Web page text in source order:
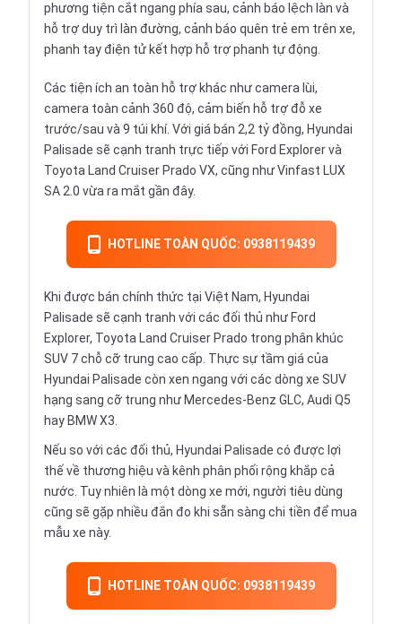
phương tiện cắt ngang phía sau, cảnh báo lệch làn và
hỗ trợ duy trì làn đường, cảnh báo quên trẻ em trên xe,
phanh tay điện tử kết hợp hỗ trợ phanh tự động.
Các tiện ích an toàn hỗ trợ khác như camera lùi,
camera toàn cảnh 360 độ, cảm biến hỗ trợ đỗ xe
trước/sau và 9 túi khí. Với giá bán 2,2 tỷ đồng, Hyundai
Palisade sẽ cạnh tranh trực tiếp với Ford Explorer và
Toyota Land Cruiser Prado VX, cũng như Vinfast LUX
SA 2.0 vừa ra mắt gần đây.
HOTLINE TOÀN QUỐC: 0938119439
Khi được bán chính thức tại Việt Nam, Hyundai
Palisade sẽ cạnh tranh với các đối thủ như Ford
Explorer, Toyota Land Cruiser Prado trong phân khúc
SUV 7 chỗ cỡ trung cao cấp. Thực sự tầm giá của
Hyundai Palisade còn xen ngang với các dòng xe SUV
hạng sang cỡ trung như Mercedes-Benz GLC, Audi Q5
hay BMW X3.
Nếu so với các đối thủ, Hyundai Palisade có được lợi
thế về thương hiệu và kênh phân phối rộng khắp cả
nước. Tuy nhiên là một dòng xe mới, người tiêu dùng
cũng sẽ gặp nhiều đắn đo khi sẵn sàng chi tiền để mua
mẫu xe này.
HOTLINE TOÀN QUỐC: 0938119439